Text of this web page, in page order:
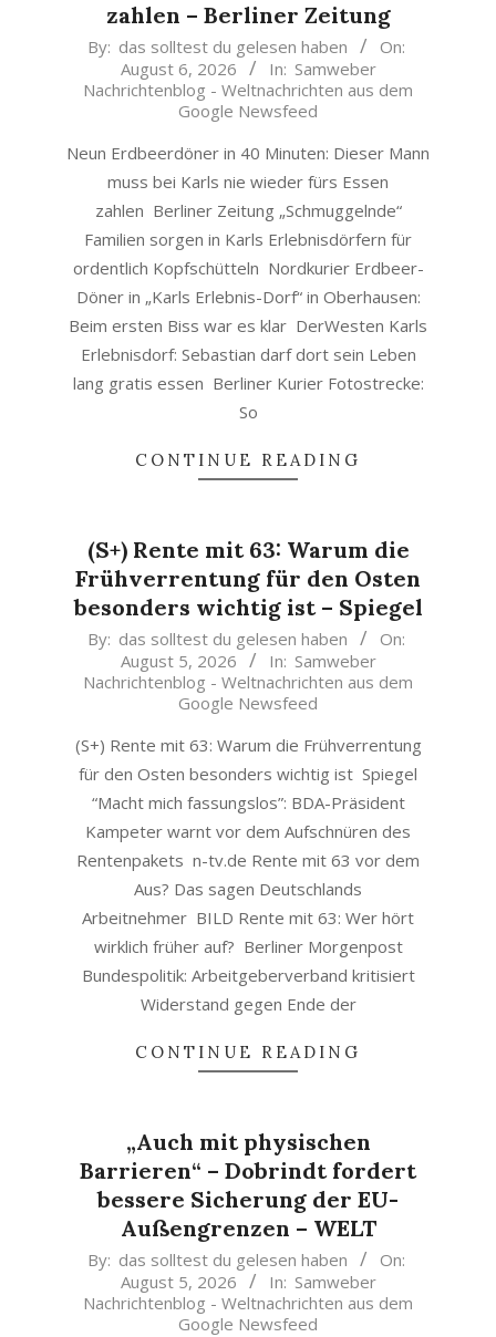
zahlen – Berliner Zeitung
2026-
06
By: das solltest du gelesen haben
On:
August 6, 2026
In: Samweber
Nachrichtenblog - Weltnachrichten aus dem
Google Newsfeed
Neun Erdbeerdöner in 40 Minuten: Dieser Mann
muss bei Karls nie wieder fürs Essen
zahlen Berliner Zeitung „Schmuggelnde“
Familien sorgen in Karls Erlebnisdörfern für
ordentlich Kopfschütteln Nordkurier Erdbeer-
Döner in „Karls Erlebnis-Dorf“ in Oberhausen:
Beim ersten Biss war es klar DerWesten Karls
Erlebnisdorf: Sebastian darf dort sein Leben
lang gratis essen Berliner Kurier Fotostrecke:
So
CONTINUE READING
(S+) Rente mit 63: Warum die
Frühverrentung für den Osten
besonders wichtig ist – Spiegel
2026-
05
By: das solltest du gelesen haben
On:
August 5, 2026
In: Samweber
Nachrichtenblog - Weltnachrichten aus dem
Google Newsfeed
(S+) Rente mit 63: Warum die Frühverrentung
für den Osten besonders wichtig ist Spiegel
“Macht mich fassungslos”: BDA-Präsident
Kampeter warnt vor dem Aufschnüren des
Rentenpakets n-tv.de Rente mit 63 vor dem
Aus? Das sagen Deutschlands
Arbeitnehmer BILD Rente mit 63: Wer hört
wirklich früher auf? Berliner Morgenpost
Bundespolitik: Arbeitgeberverband kritisiert
Widerstand gegen Ende der
CONTINUE READING
„Auch mit physischen
Barrieren“ – Dobrindt fordert
bessere Sicherung der EU-
Außengrenzen – WELT
2026-
05
By: das solltest du gelesen haben
On:
August 5, 2026
In: Samweber
Nachrichtenblog - Weltnachrichten aus dem
Google Newsfeed